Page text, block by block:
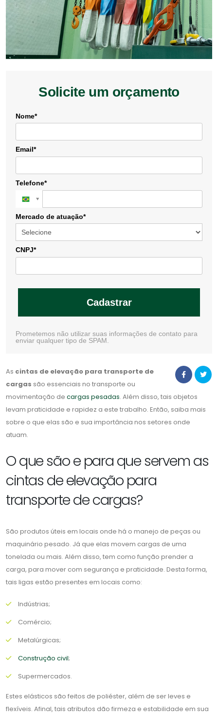
Solicite um orçamento
Nome*
Email*
Telefone*
Mercado de atuação*
CNPJ*
Cadastrar
Prometemos não utilizar suas informações de contato para
enviar qualquer tipo de SPAM.
As cintas de elevação para transporte de
cargas são essenciais no transporte ou
movimentação de cargas pesadas. Além disso, tais objetos
levam praticidade e rapidez a este trabalho. Então, saiba mais
sobre o que elas são e sua importância nos setores onde
atuam.
O que são e para que servem as
cintas de elevação para
transporte de cargas?
São produtos úteis em locais onde há o manejo de peças ou
maquinário pesado. Já que elas movem cargas de uma
tonelada ou mais. Além disso, tem como função prender a
carga, para mover com segurança e praticidade. Desta forma,
tais ligas estão presentes em locais como:
Indústrias;
Comércio;
Metalúrgicas;
Construção civil;
Supermercados.
Estes elásticos são feitos de poliéster, além de ser leves e
flexíveis. Afinal, tais atributos dão firmeza e estabilidade em sua